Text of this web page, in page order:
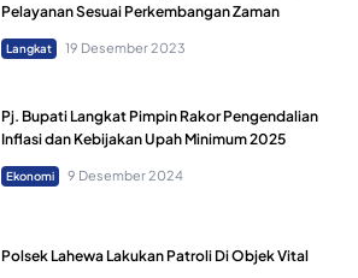
Pelayanan Sesuai Perkembangan Zaman
Langkat 19 Desember 2023
Pj. Bupati Langkat Pimpin Rakor Pengendalian
Inflasi dan Kebijakan Upah Minimum 2025
Ekonomi 9 Desember 2024
Polsek Lahewa Lakukan Patroli Di Objek Vital